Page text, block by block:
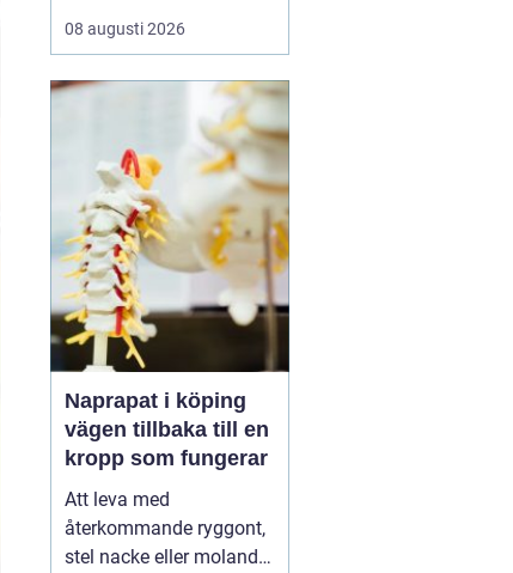
Skåne som vill få rakare
tänder utan synlig
08 augusti 2026
Naprapat i köping
vägen tillbaka till en
kropp som fungerar
Att leva med
återkommande ryggont,
stel nacke eller molande